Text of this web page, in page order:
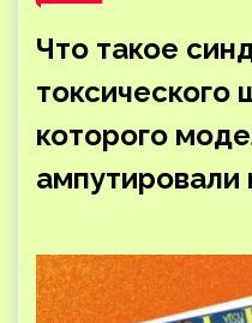
Что такое
токсического
которого
ампутировали